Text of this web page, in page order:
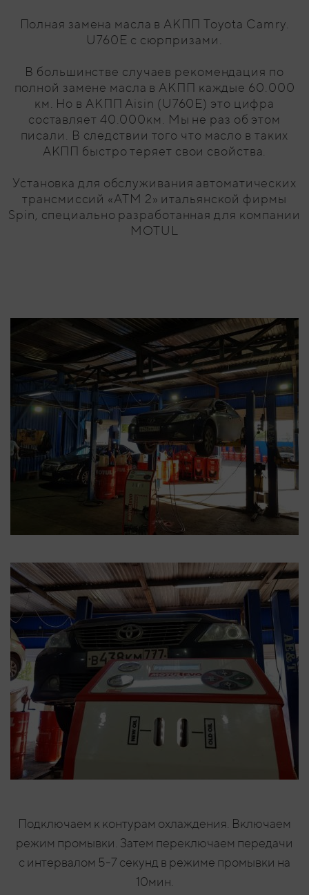
Полная замена масла в АКПП Toyota Camry.
U760E с сюрпризами.
В большинстве случаев рекомендация по
полной замене масла в АКПП каждые 60.000
км. Но в АКПП Aisin (U760E) это цифра
составляет 40.000км. Мы не раз об этом
писали. В следствии того что масло в таких
АКПП быстро теряет свои свойства.
Установка для обслуживания автоматических
трансмиссий «ATM 2» итальянской фирмы
Spin, специально разработанная для компании
MOTUL
Подключаем к контурам охлаждения. Включаем
режим промывки. Затем переключаем передачи
с интервалом 5-7 секунд в режиме промывки на
10мин.